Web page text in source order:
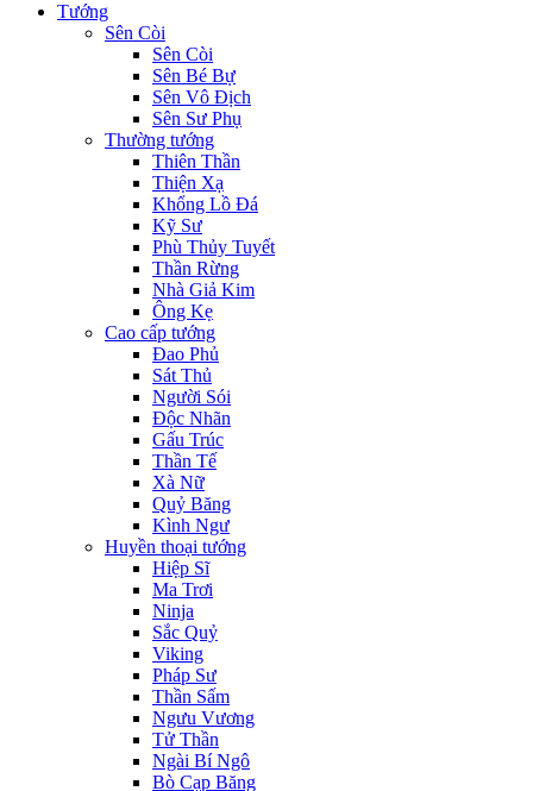
Tướng
Sên Còi
Sên Còi
Sên Bé Bự
Sên Vô Địch
Sên Sư Phụ
Thường tướng
Thiên Thần
Thiện Xạ
Khổng Lồ Đá
Kỹ Sư
Phù Thủy Tuyết
Thần Rừng
Nhà Giả Kim
Ông Kẹ
Cao cấp tướng
Đao Phủ
Sát Thủ
Người Sói
Độc Nhãn
Gấu Trúc
Thần Tế
Xà Nữ
Quỷ Băng
Kình Ngư
Huyền thoại tướng
Hiệp Sĩ
Ma Trơi
Ninja
Sắc Quỷ
Viking
Pháp Sư
Thần Sấm
Ngưu Vương
Tử Thần
Ngài Bí Ngô
Bò Cạp Băng